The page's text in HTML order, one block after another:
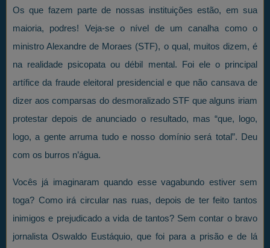
Os que fazem parte de nossas instituições estão, em sua
maioria, podres! Veja-se o nível de um canalha como o
ministro Alexandre de Moraes (STF), o qual, muitos dizem, é
na realidade psicopata ou débil mental. Foi ele o principal
artífice da fraude eleitoral presidencial e que não cansava de
dizer aos comparsas do desmoralizado STF que alguns iriam
protestar depois de anunciado o resultado, mas “que, logo,
logo, a gente arruma tudo e nosso domínio será total”. Deu
com os burros n’água.
Vocês já imaginaram quando esse vagabundo estiver sem
toga? Como irá circular nas ruas, depois de ter feito tantos
inimigos e prejudicado a vida de tantos? Sem contar o bravo
jornalista Oswaldo Eustáquio, que foi para a prisão e de lá